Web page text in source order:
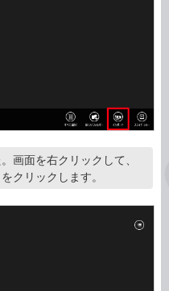
画面を右クリックして、
クリックします。